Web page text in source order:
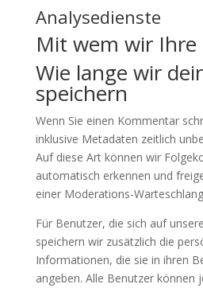
Analysedienste
Mit wem wir
Wie lange wir
speichern
Wenn Sie einen Kommentar
inklusive Metadaten zeitlich
Auf diese Art können wir
automatisch erkennen und
einer Moderations-
Für Benutzer, die sich auf
speichern wir zusätzlich die
Informationen, die sie in ihren
angeben. Alle Benutzer können